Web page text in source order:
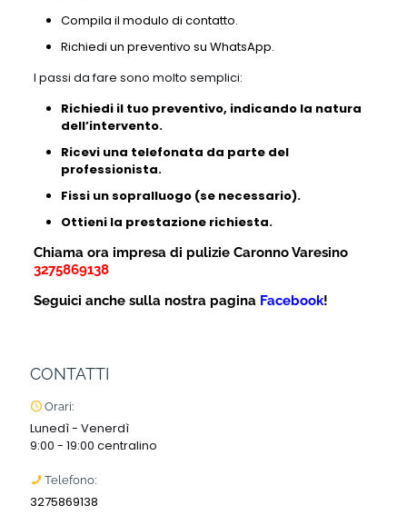
Compila il modulo di contatto.
Richiedi un preventivo su WhatsApp.
I passi da fare sono molto semplici:
Richiedi il tuo preventivo, indicando la natura
dell’intervento.
Ricevi una telefonata da parte del
professionista.
Fissi un sopralluogo (se necessario).
Ottieni la prestazione richiesta.
Chiama ora impresa di pulizie Caronno Varesino
3275869138
Seguici anche sulla nostra pagina Facebook!
CONTATTI
Orari:
Lunedì - Venerdì
9:00 - 19:00 centralino
Telefono:
3275869138